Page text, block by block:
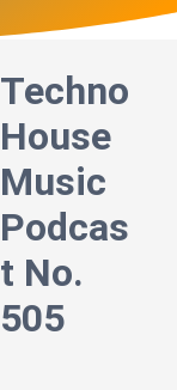
Techno
House
Music
Podcas
t No.
505